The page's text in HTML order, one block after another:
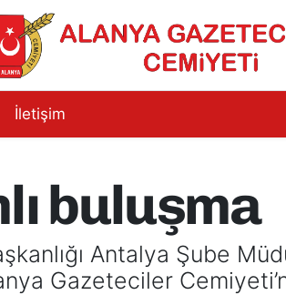
İletişim
buluşma
Antalya Şube
Gazeteciler